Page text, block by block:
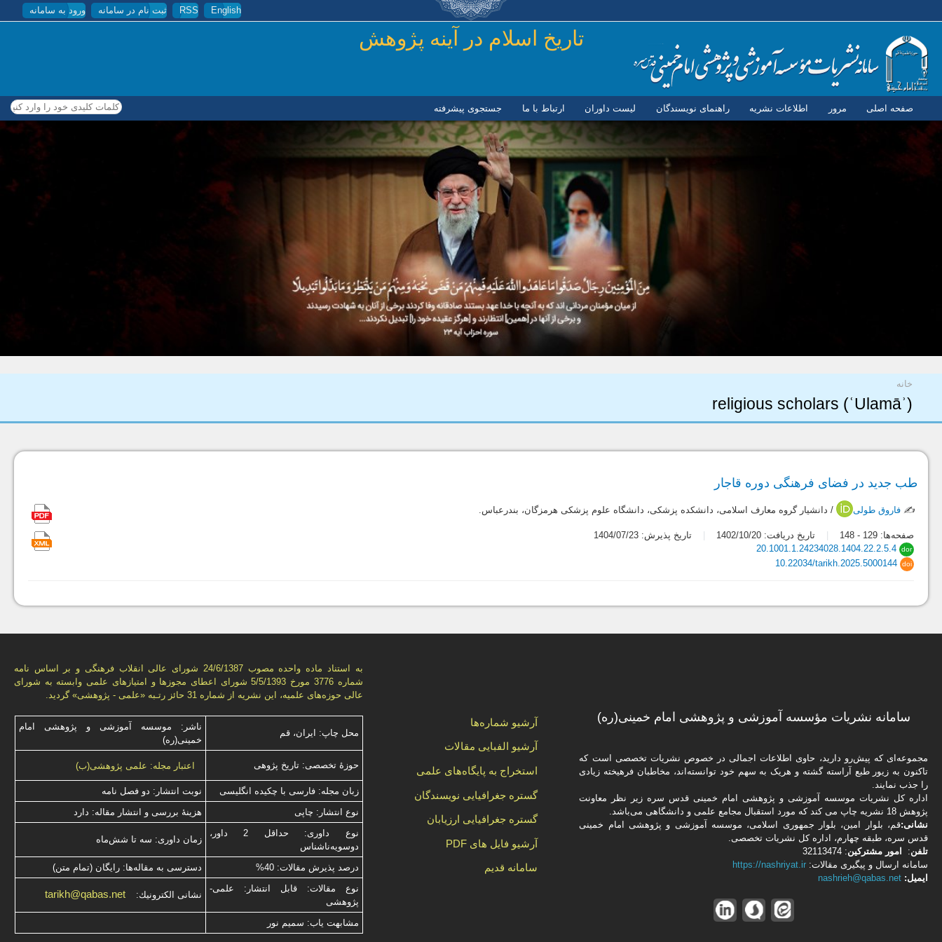
رفتن به محتوای اصلی English
RSS ثبت نام در سامانه ورود به سامانه
تاريخ اسلام در آينه پژوهش
صفحه اصلی مرور اطلاعات نشریه راهنمای نویسندگان لیست داوران ارتباط با ما جستجوی پیشرفته کلمات کلیدی خود را وارد کنید
شما اینجا هستید
خانه
religious scholars (ʿUlamāʾ)
طب جدید در فضای فرهنگی دوره قاجار
✍️ فاروق طولی / دانشیار گروه معارف اسلامی، دانشکده پزشکی، دانشگاه علوم پزشکی هرمزگان، بندرعباس.
صفحه‌ها: 129
- تاریخ دریافت: 1402/10/20 تاریخ پذیرش: 1404/07/23
dor
20.1001.1.24234028.1404.22.2.5.4
doi
10.22034/tarikh.2025.5000144
به استناد ماده واحده مصوب 24/6/1387 شورای عالی انقلاب فرهنگی و بر اساس نامه
شماره 3776 مورخ 5/5/1393 شورای اعطای مجوزها و امتيازهای علمی وابسته به شورای
عالی حوزه‌های علميه، اين نشريه از شماره 31 حائز رتـبه «علمی - پژوهشی» گرديد.
محل چاپ: ایران، قم
ناشر: موسسه آموزشی و پژوهشی امام
خمینی(ره)
حوزۀ تخصصی: تاریخ پژوهی اعتبار مجله: علمی پژوهشی(ب)
زبان مجله: فارسی با چكیده انگلیسی
نوبت انتشار: دو فصل نامه
نوع انتشار: چاپی
هزینۀ بررسی و انتشار مقاله: دارد
نوع داوری: حداقل 2 داور،
دوسویه‌ناشناس
زمان داوری: سه تا شش‌ماه
درصد پذیرش مقالات: 40%
دسترسی به مقاله‌ها: رایگان (تمام متن)
نوع مقالات: قابل انتشار: علمی-
پژوهشی
نشانی الكترونیك: tarikh@qabas.net
مشابهت ياب: سميم نور
آرشیو شماره‌ها
آرشیو الفبایی مقالات
استخراج به پایگاه‌های علمی
گستره جغرافیایی نویسندگان
گستره جغرافیایی ارزیابان
آرشیو فایل های PDF
سامانه قدیم
سامانه نشریات مؤسسه آموزشی و پژوهشی امام خمینی(ره)
مجموعه‌ای که پیش‌رو دارید،‌ حاوی اطلاعات اجمالی در خصوص نشریات تخصصی است که
تاکنون به زیور طبع آراسته گشته و هریک به سهم خود توانسته‌اند، مخاطبان فرهیخته‌ زیادی
را جذب نمایند.
اداره كل نشریات موسسه آموزشی و پژوهشی امام خمینی قدس سره زیر نظر معاونت
پژوهش 18 نشریه چاپ می کند که مورد استقبال مجامع علمی و دانشگاهی می‌باشد.
نشانی:قم، بلوار امین، بلوار جمهوری اسلامی، موسسه آموزشی و پژوهشی امام خمینی
قدس سره، طبقه چهارم، اداره كل نشریات تخصصی.
تلفن: امور مشتركین: 32113474
سامانه ارسال و پیگیری مقالات:https://nashriyat.ir
ایمیل:nashrieh@qabas.net